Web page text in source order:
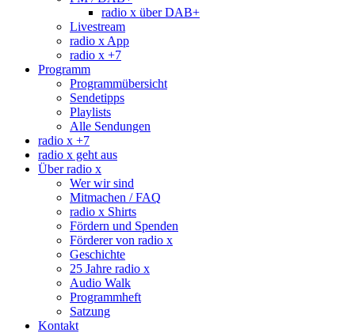
radio x über DAB+
Livestream
radio x App
radio x +7
Programm
Programmübersicht
Sendetipps
Playlists
Alle Sendungen
radio x +7
radio x geht aus
Über radio x
Wer wir sind
Mitmachen / FAQ
radio x Shirts
Fördern und Spenden
Förderer von radio x
Geschichte
25 Jahre radio x
Audio Walk
Programmheft
Satzung
Kontakt